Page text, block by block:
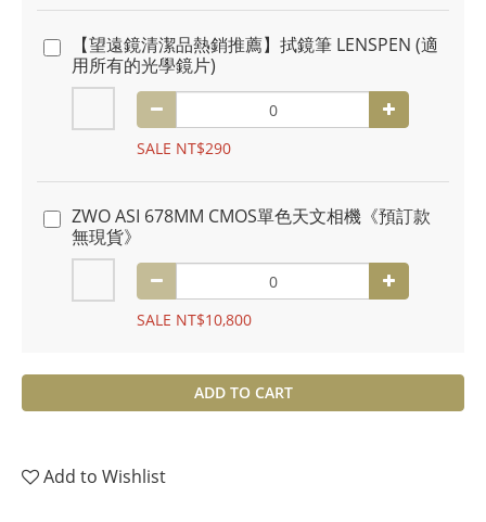
【望遠鏡清潔品熱銷推薦】拭鏡筆 LENSPEN (適
用所有的光學鏡片)
SALE NT$290
ZWO ASI 678MM CMOS單色天文相機《預訂款
無現貨》
SALE NT$10,800
ADD TO CART
Add to Wishlist